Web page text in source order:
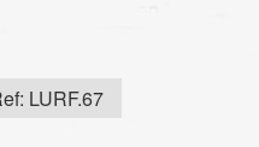
LURF.67